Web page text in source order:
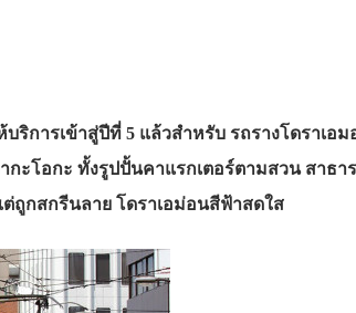
ริการเข้าสู่ปีที่ 5 แล้วสำหรับ รถรางโดราเอ
กะโอกะ ทั้งรูปปั้นคาแรกเตอร์ตามสวน สาธ
ถูกสกรีนลาย โดราเอม่อนสีฟ้าสดใส